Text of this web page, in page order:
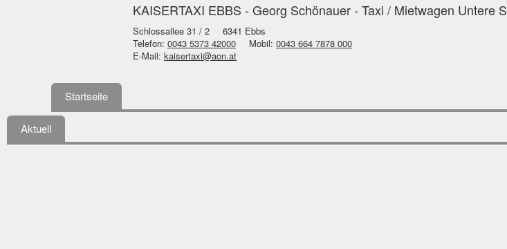
KAISERTAXI EBBS - Georg Schönauer - Taxi / Mietwagen Untere
Schlossallee 31 / 2
6341 Ebbs
Telefon: 0043 5373 42000 Mobil: 0043 664 7878 000
E-Mail: kaisertaxi@aon.at
Startseite
Aktuell